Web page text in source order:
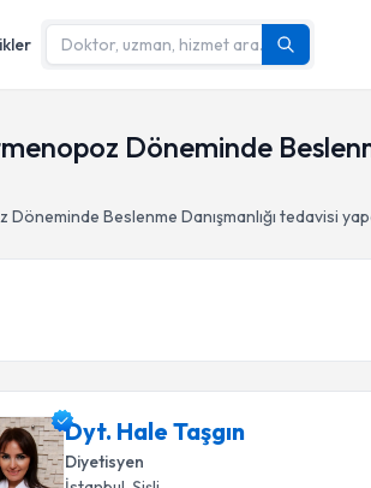
Döneminde
Beslenme Danışmanlığı tedavisi
Dyt. Hale Taşgın
Diyetisyen